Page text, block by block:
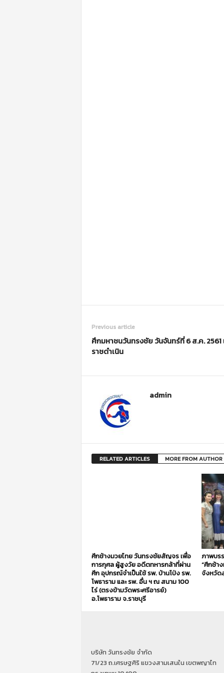
Previous article
ศึกมหาชนวันทรงชัย วันจันทร์ที่ 6 ส.ค. 2561
ราชดำเนิน
admin
RELATED ARTICLES MORE FROM AUTHOR
ศึกช้างมวยไทย วันทรงชัยสัญจร เพื่อ
การกุศล ผู้สูงวัย อดีตทหารกล้าที่ผ่าน
ศึก อุปกรณ์จำเป็นใช้ รพ. บ้านโป่ง รพ.
โพธาราม และ รพ. อื่น ฯ ณ สนาม 100
ไร่ (ตรงข้ามวัดพระศรีอารย์)
อ.โพธาราม จ.ราชบุรี
ภาพบร
“ศึกช้า
จังหวัด
บริษัท วันทรงชัย จำกัด
71/23 ถ.เศรษฐศิริ แขวงสามเสนใน เขตพญาไท